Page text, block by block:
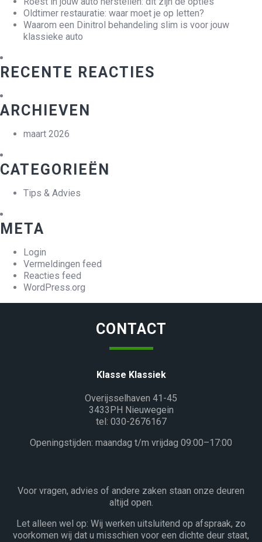
Oldtimer restauratie: waar moet je op letten?
Waarom een Dinitrol behandeling slim is voor jouw
klassieke auto
RECENTE REACTIES
ARCHIEVEN
maart 2026
CATEGORIEËN
Tips & Advies
META
Login
Vermeldingen feed
Reacties feed
WordPress.org
CONTACT
Klasse Klassiek
Overijsselhaven 41-45
3433PH Nieuwegein
tel: 030-2676167
Openingstijden: maandag t/m vrijdag 09:00–17:00
Voor vragen, advies of andere zaken staan onze deuren
altijd open.
Let alleen wel op: Wij werken uitsluitend op afspraak, zo
voorkomen wij dat u misschien voor een dichte deur staat,